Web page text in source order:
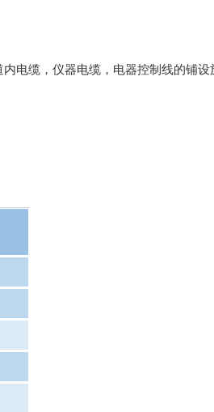
电缆，仪器电缆，电器控制线的铺设